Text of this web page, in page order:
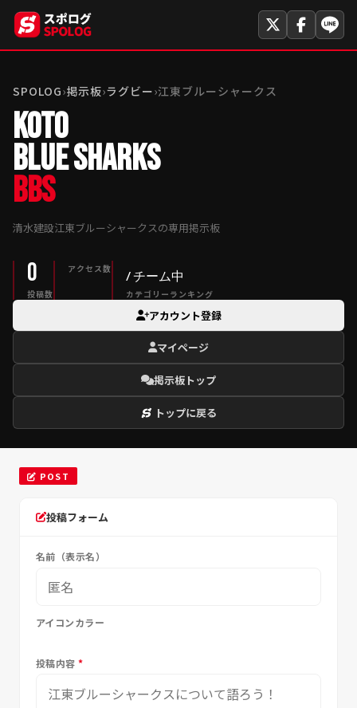
SPOLOG›掲示板›ラグビー›江東ブルーシャークス
KOTO
BLUE SHARKS
BBS
清水建設江東ブルーシャークスの専用掲示板
0
投稿数
アクセス数
/ チーム中
カテゴリーランキング
アカウント登録
マイページ
掲示板トップ
トップに戻る
POST
投稿フォーム
名前（表示名）
アイコンカラー
投稿内容*